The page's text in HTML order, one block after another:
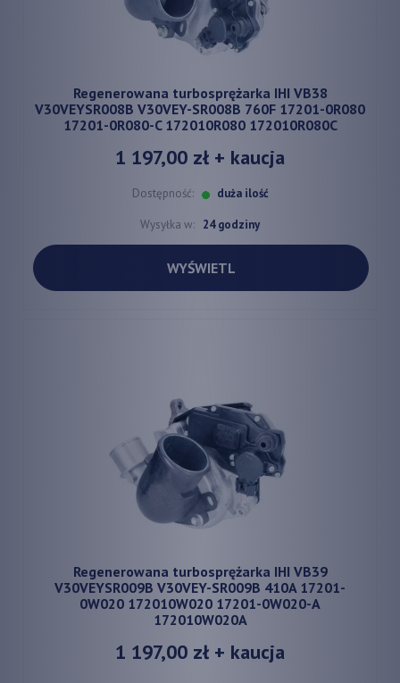
Regenerowana turbosprężarka IHI VB38
V30VEYSR008B V30VEY-SR008B 760F 17201-0R080
17201-0R080-C 172010R080 172010R080C
1 197,00 zł + kaucja
Dostępność: duża ilość
Wysyłka w: 24 godziny
WYŚWIETL
Regenerowana turbosprężarka IHI VB39
V30VEYSR009B V30VEY-SR009B 410A 17201-
0W020 172010W020 17201-0W020-A
172010W020A
1 197,00 zł + kaucja